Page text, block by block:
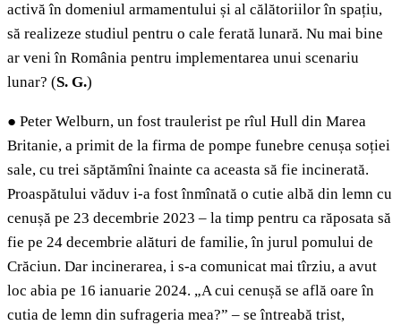
activă în domeniul armamentului și al călătoriilor în spațiu,
să realizeze studiul pentru o cale ferată lunară. Nu mai bine
ar veni în România pentru implementarea unui scenariu
lunar? (S. G.)
● Peter Welburn, un fost traulerist pe rîul Hull din Marea
Britanie, a primit de la firma de pompe funebre cenușa soției
sale, cu trei săptămîni înainte ca aceasta să fie incinerată.
Proaspătului văduv i-a fost înmînată o cutie albă din lemn cu
cenușă pe 23 decembrie 2023 – la timp pentru ca răposata să
fie pe 24 decembrie alături de familie, în jurul pomului de
Crăciun. Dar incinerarea, i s-a comunicat mai tîrziu, a avut
loc abia pe 16 ianuarie 2024. „A cui cenușă se află oare în
cutia de lemn din sufrageria mea?” – se întreabă trist,